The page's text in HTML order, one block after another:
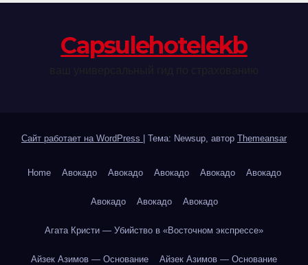
Сapsulehotelekb
Сайт работает на WordPress Тема: Newsup, автор Themeansar
Home Авокадо Авокадо Авокадо Авокадо Авокадо
Авокадо Авокадо Авокадо
Агата Кристи — Убийство в «Восточном экспрессе»
Айзек Азимов — Основание Айзек Азимов — Основание